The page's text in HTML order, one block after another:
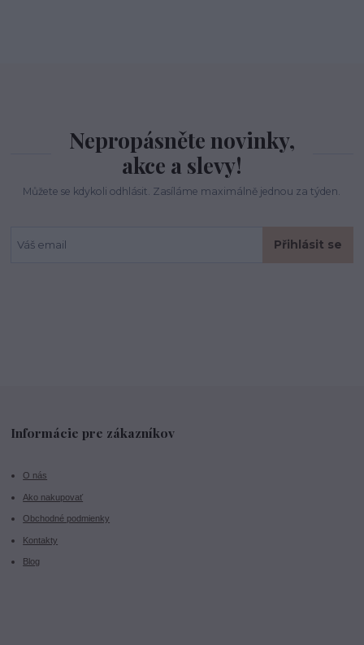
Nepropásněte novinky,
akce a slevy!
Můžete se kdykoli odhlásit. Zasíláme maximálně jednou za týden.
Přihlásit se
Informácie pre zákazníkov
O nás
Ako nakupovať
Obchodné podmienky
Kontakty
Blog